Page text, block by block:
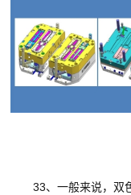
33、一般来说，双